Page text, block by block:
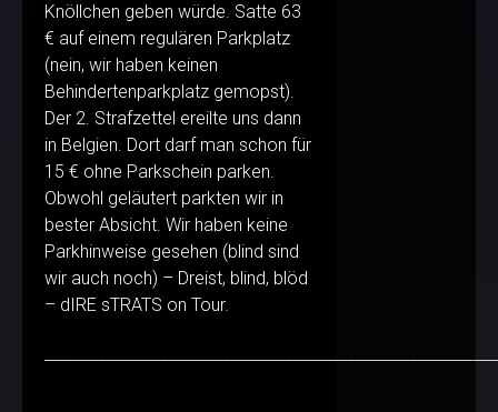
Knöllchen geben würde. Satte 63
€ auf einem regulären Parkplatz
(nein, wir haben keinen
Behindertenparkplatz gemopst).
Der 2. Strafzettel ereilte uns dann
in Belgien. Dort darf man schon für
15 € ohne Parkschein parken.
Obwohl geläutert parkten wir in
bester Absicht. Wir haben keine
Parkhinweise gesehen (blind sind
wir auch noch) – Dreist, blind, blöd
– dIRE sTRATS on Tour.